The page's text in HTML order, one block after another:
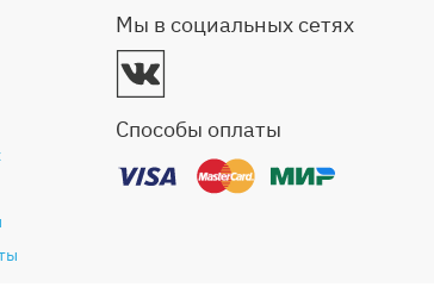
Мы в социальных сетях
Способы оплаты